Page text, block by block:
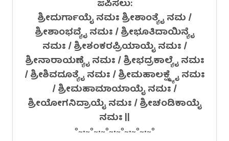
ಜಪಿಸಲು:
ಶ್ರೀದುರ್ಗಾಯೈ ನಮಃ ಶ್ರೀಶಾಂತ್ಯೈ ನಮ /
ಶ್ರೀಶಾಂಭವ್ಯೈ ನಮಃ / ಶ್ರೀಭೂತಿದಾಯಿನ್ಯೈ
ನಮಃ / ಶ್ರೀಶಂಕರಪ್ರಿಯಾಯೈ ನಮಃ /
ಶ್ರೀನಾರಾಯಣ್ಯೈ ನಮಃ / ಶ್ರೀಭದ್ರಕಾಲ್ಯೈ ನಮಃ
/ ಶ್ರೀಶಿವದೂತ್ಯೈ ನಮಃ / ಶ್ರೀಮಹಾಲಕ್ಷ್ಮ್ಯೈ ನಮಃ
/ ಶ್ರೀಮಹಾಮಾಯಾಯೈ ನಮಃ /
ಶ್ರೀಯೋಗನಿದ್ರಾಯೈ ನಮಃ / ಶ್ರೀಚಂಡಿಕಾಯೈ
ನಮಃ ||
°~•~°~•~°~•~°~•~°~•~°